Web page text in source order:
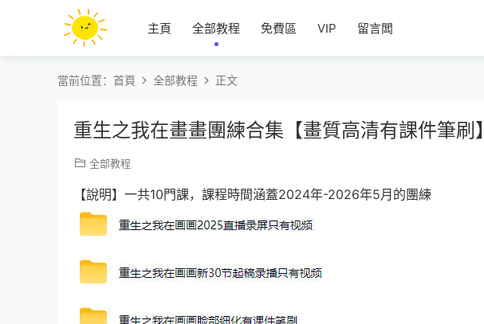
主頁 全部教程 免費區 VIP 留言闆
當前位置： 首頁 全部教程 正文
重生之我在畫畫團練合集【畫質高清有課件筆刷】
全部教程
【說明】一共10門課，課程時間涵蓋2024年-2026年5月的團練